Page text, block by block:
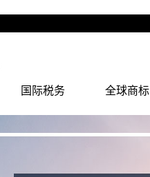
国际税务 全球商标